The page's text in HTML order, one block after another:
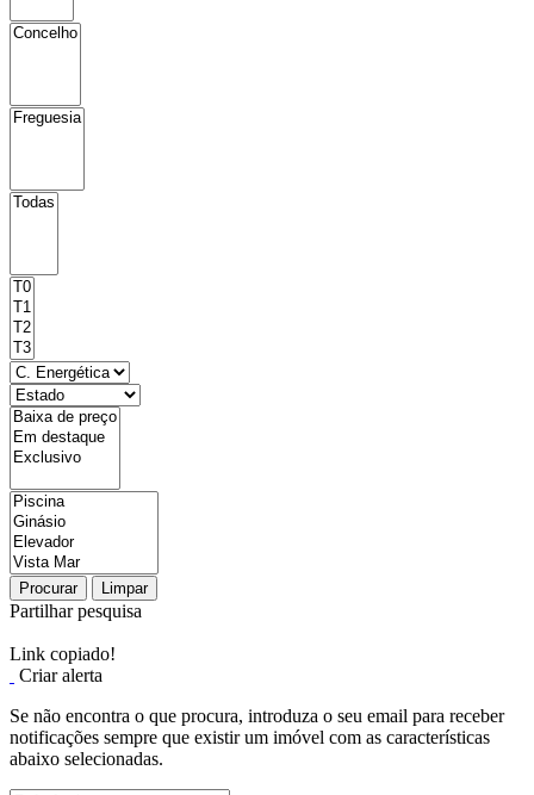
Procurar Limpar
Partilhar pesquisa
Link copiado!
Criar alerta
Se não encontra o que procura, introduza o seu email para receber
notificações sempre que existir um imóvel com as características
abaixo selecionadas.